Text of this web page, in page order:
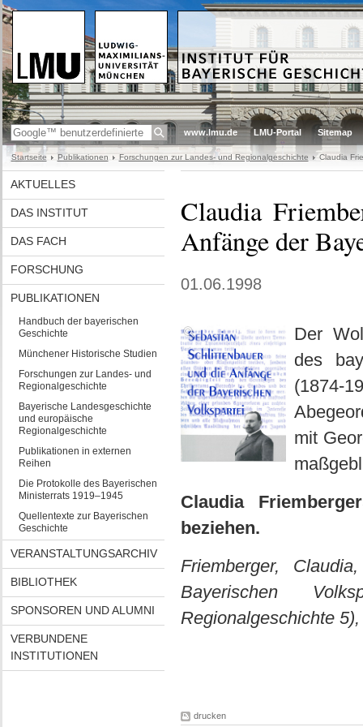
www.lmu.de LMU-Portal Sitemap
Startseite Publikationen Forschungen zur Landes- und Regionalgeschichte Claudia
AKTUELLES
DAS INSTITUT
DAS FACH
FORSCHUNG
PUBLIKATIONEN
Handbuch der bayerischen
Geschichte
Münchener Historische Studien
Forschungen zur Landes- und
Regionalgeschichte
Bayerische Landesgeschichte
und europäische
Regionalgeschichte
Publikationen in externen
Reihen
Die Protokolle des Bayerischen
Ministerrats 1919–1945
Quellentexte zur Bayerischen
Geschichte
VERANSTALTUNGSARCHIV
BIBLIOTHEK
SPONSOREN UND ALUMNI
VERBUNDENE
INSTITUTIONEN
Claudia
Anfänge der
01.06.1998
Der
des
(1874-
mit
Claudia
beziehen.
Friemberger,
Bayerischen
Regionalgeschichte
drucken